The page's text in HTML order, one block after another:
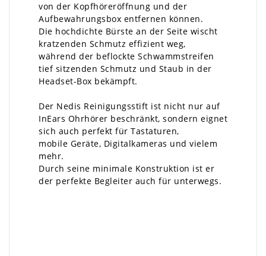
von der Kopfhöreröffnung und der
Aufbewahrungsbox entfernen können.
Die hochdichte Bürste an der Seite wischt
kratzenden Schmutz effizient weg,
während der beflockte Schwammstreifen
tief sitzenden Schmutz und Staub in der
Headset-Box bekämpft.
Der Nedis Reinigungsstift ist nicht nur auf
InEars Ohrhörer beschränkt, sondern eignet
sich auch perfekt für Tastaturen,
mobile Geräte, Digitalkameras und vielem
mehr.
Durch seine minimale Konstruktion ist er
der perfekte Begleiter auch für unterwegs.